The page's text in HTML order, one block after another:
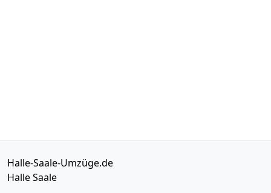
Halle-Saale-Umzüge.de
Halle Saale